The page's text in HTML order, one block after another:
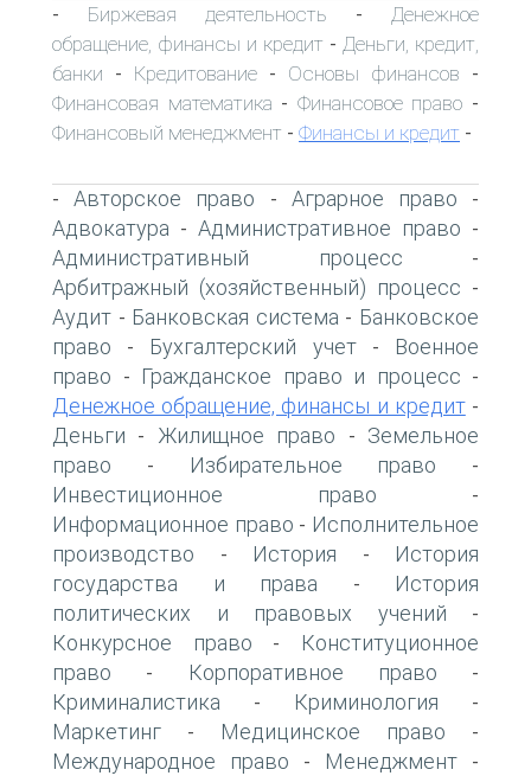
- Биржевая деятельность - Денежное
обращение, финансы и кредит - Деньги, кредит,
банки - Кредитование - Основы финансов -
Финансовая математика - Финансовое право -
Финансовый менеджмент - Финансы и кредит -
-Авторское право - Аграрное право -
Адвокатура - Административное право -
Административный процесс -
Арбитражный (хозяйственный) процесс -
Аудит - Банковская система - Банковское
право - Бухгалтерский учет-
Военное
право - Гражданское право и процесс -
Денежное обращение, финансы и кредит-
Деньги - Жилищное право - Земельное
право - Избирательное право -
Инвестиционное право -
Информационное право - Исполнительное
производство - История -
История
государства и права -
История
политических и правовых учений -
Конкурсное право -
Конституционное
право - Корпоративное право -
Криминалистика - Криминология -
Маркетинг - Медицинское право -
Международное право - Менеджмент -